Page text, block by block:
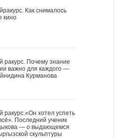
Как снималось
кино
ракурс. Почему знание
важно для каждого —
Курманова
ракурс.«Он хотел успеть
Последний ученик
— о выдающемся
скульптуры